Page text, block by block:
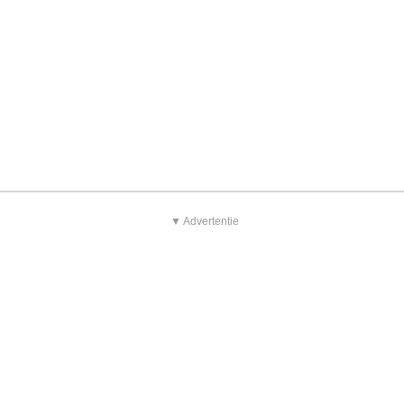
▼ Advertentie